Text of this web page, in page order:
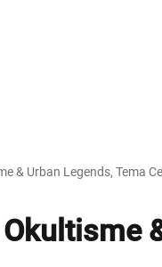
& Urban Legends, Tema